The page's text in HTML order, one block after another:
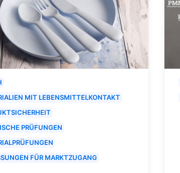
MIT LEBENSMITTELKONTAKT
PRÜFUNGEN
FÜR MARKTZUGANG